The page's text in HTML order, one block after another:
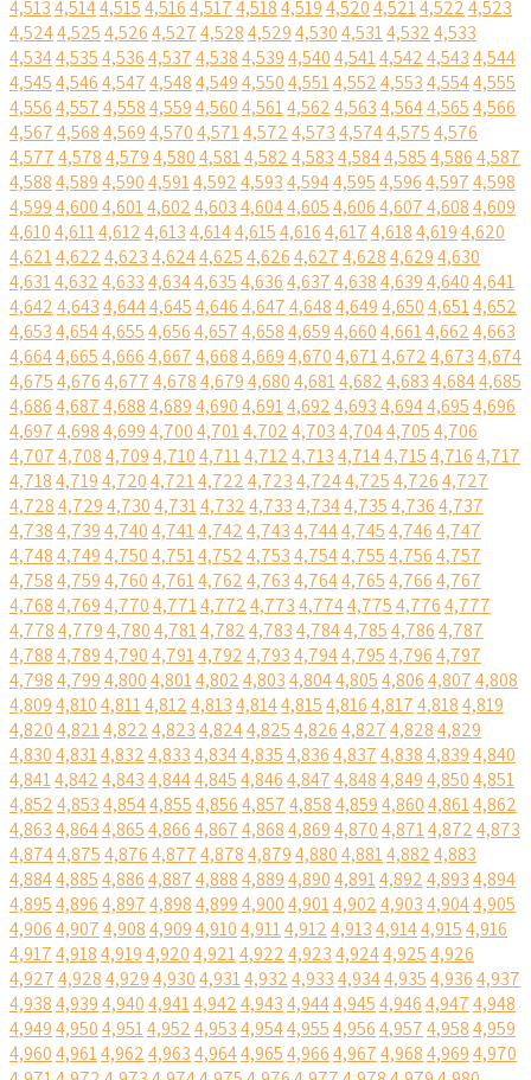
4,5134,5144,5154,5164,5174,5184,5194,5204,5214,5224,523
4,5244,5254,5264,5274,5284,5294,5304,5314,5324,533
4,5344,5354,5364,5374,5384,5394,5404,5414,5424,5434,544
4,5454,5464,5474,5484,5494,5504,5514,5524,5534,5544,555
4,5564,5574,5584,5594,5604,5614,5624,5634,5644,5654,566
4,5674,5684,5694,5704,5714,5724,5734,5744,5754,576
4,5774,5784,5794,5804,5814,5824,5834,5844,5854,5864,587
4,5884,5894,5904,5914,5924,5934,5944,5954,5964,5974,598
4,5994,6004,6014,6024,6034,6044,6054,6064,6074,6084,609
4,6104,6114,6124,6134,6144,6154,6164,6174,6184,6194,620
4,6214,6224,6234,6244,6254,6264,6274,6284,6294,630
4,6314,6324,6334,6344,6354,6364,6374,6384,6394,6404,641
4,6424,6434,6444,6454,6464,6474,6484,6494,6504,6514,652
4,6534,6544,6554,6564,6574,6584,6594,6604,6614,6624,663
4,6644,6654,6664,6674,6684,6694,6704,6714,6724,6734,674
4,6754,6764,6774,6784,6794,6804,6814,6824,6834,6844,685
4,6864,6874,6884,6894,6904,6914,6924,6934,6944,6954,696
4,6974,6984,6994,7004,7014,7024,7034,7044,7054,706
4,7074,7084,7094,7104,7114,7124,7134,7144,7154,7164,717
4,7184,7194,7204,7214,7224,7234,7244,7254,7264,727
4,7284,7294,7304,7314,7324,7334,7344,7354,7364,737
4,7384,7394,7404,7414,7424,7434,7444,7454,7464,747
4,7484,7494,7504,7514,7524,7534,7544,7554,7564,757
4,7584,7594,7604,7614,7624,7634,7644,7654,7664,767
4,7684,7694,7704,7714,7724,7734,7744,7754,7764,777
4,7784,7794,7804,7814,7824,7834,7844,7854,7864,787
4,7884,7894,7904,7914,7924,7934,7944,7954,7964,797
4,7984,7994,8004,8014,8024,8034,8044,8054,8064,8074,808
4,8094,8104,8114,8124,8134,8144,8154,8164,8174,8184,819
4,8204,8214,8224,8234,8244,8254,8264,8274,8284,829
4,8304,8314,8324,8334,8344,8354,8364,8374,8384,8394,840
4,8414,8424,8434,8444,8454,8464,8474,8484,8494,8504,851
4,8524,8534,8544,8554,8564,8574,8584,8594,8604,8614,862
4,8634,8644,8654,8664,8674,8684,8694,8704,8714,8724,873
4,8744,8754,8764,8774,8784,8794,8804,8814,8824,883
4,8844,8854,8864,8874,8884,8894,8904,8914,8924,8934,894
4,8954,8964,8974,8984,8994,9004,9014,9024,9034,9044,905
4,9064,9074,9084,9094,9104,9114,9124,9134,9144,9154,916
4,9174,9184,9194,9204,9214,9224,9234,9244,9254,926
4,9274,9284,9294,9304,9314,9324,9334,9344,9354,9364,937
4,9384,9394,9404,9414,9424,9434,9444,9454,9464,9474,948
4,9494,9504,9514,9524,9534,9544,9554,9564,9574,9584,959
4,9604,9614,9624,9634,9644,9654,9664,9674,9684,9694,970